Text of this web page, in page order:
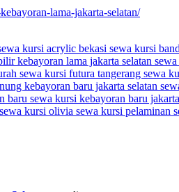
lama-jakarta-selatan/
kursi acrylic bekasi sewa kursi
kebayoran lama jakarta selatan
sewa kursi futura tangerang sewa
kebayoran baru jakarta selatan
baru sewa kursi kebayoran baru
sewa kursi olivia sewa kursi pelaminan